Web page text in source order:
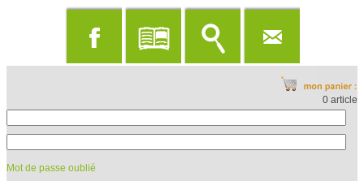
0 article
Mot de passe oublié